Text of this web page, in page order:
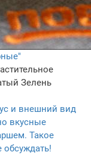
Зелень
и внешний вид
вкусные
Такое